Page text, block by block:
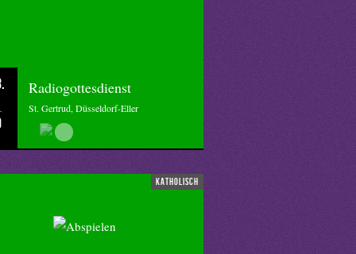
Radiogottesdienst
St. Gertrud, Düsseldorf-Eller
katholisch